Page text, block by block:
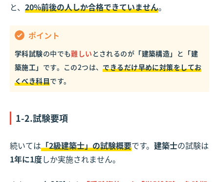
と、 20%前後の人しか合格できていません。
ポイント
学科試験の中でも難しい とされるのが 「建築構造」 と 「建
築施工」 です。この2つは、できるだけ早めに対策をしてお
くべき科目です。
1-2.試験要項
続いては「2級建築士」の試験概要です。 建築士の試験は
1年に1度しか実施されません。